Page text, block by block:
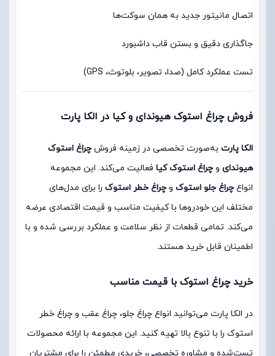
اتصال مانیتور جدید به همان سوکت‌ها
جاگذاری دقیق و بستن قاب داشبورد
تست عملکرد کامل (صدا، تصویر، بلوتوث، GPS)
فروش چراغ استوک هیوندای و کیا در الکا پارت
الکا پارت به‌صورت تخصصی در زمینه فروش چراغ استوک
هیوندای و چراغ استوک کیا فعالیت می‌کند. این مجموعه
انواع چراغ جلو استوک و چراغ خطر استوک را برای مدل‌های
مختلف این خودروها با کیفیت مناسب و قیمت اقتصادی عرضه
می‌کند. تمامی قطعات از نظر سلامت و عملکرد بررسی شده و با
اطمینان قابل خرید هستند.
خرید چراغ استوک با قیمت مناسب
در الکا پارت می‌توانید انواع چراغ جلو، چراغ عقب و چراغ خطر
استوک را با تنوع بالا تهیه کنید. این مجموعه با ارائه محصولات
تست‌شده و مشاوره تخصصی، خریدی مطمئن را برای مشتریان